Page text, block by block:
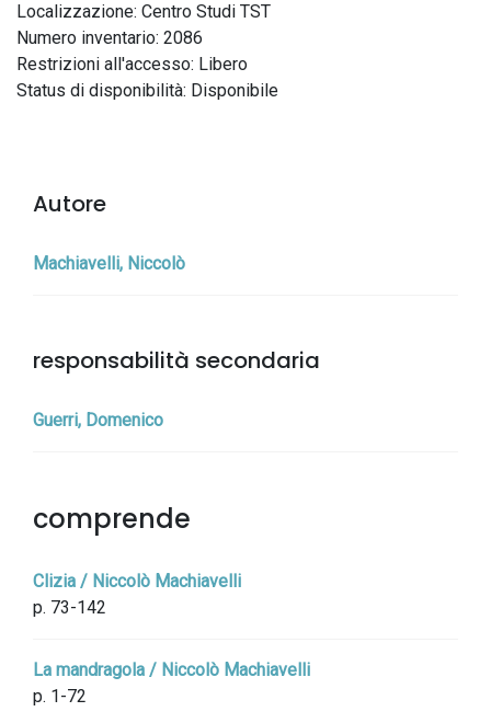
Localizzazione: Centro Studi TST
Numero inventario: 2086
Restrizioni all'accesso: Libero
Status di disponibilità: Disponibile
Autore
Machiavelli, Niccolò
responsabilità secondaria
Guerri, Domenico
comprende
Clizia / Niccolò Machiavelli
p. 73-142
La mandragola / Niccolò Machiavelli
p. 1-72